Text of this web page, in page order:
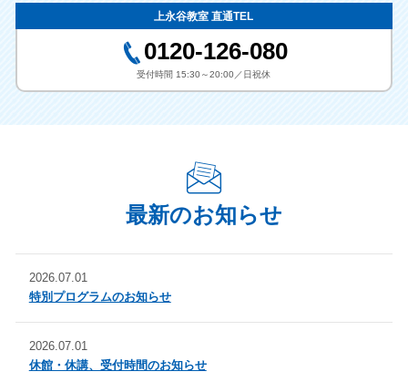
・成城大学附属高等学校
・逗子開成高等学校
・関東学院高等学校
・聖セシリア女子高等学校
・横浜隼人高等学校
・横浜清風高等学校
その他
小学校
・すずかけ小学校
・相武山小学校
続きを見る
上永谷教室 直通TEL
0120-126-080
受付時間 15:30～20:00／日祝休
最新のお知らせ
2026.07.01
特別プログラムのお知らせ
2026.07.01
休館・休講、受付時間のお知らせ